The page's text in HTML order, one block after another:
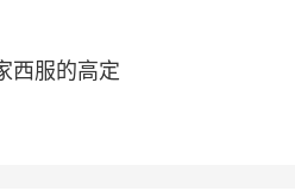
西服的高定